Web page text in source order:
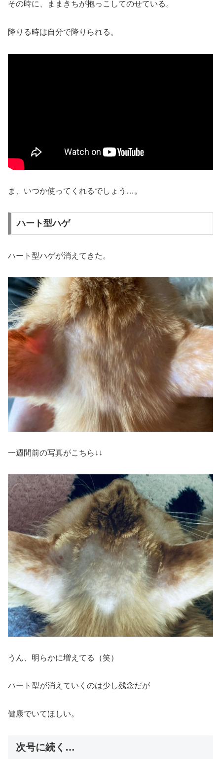
その時に、ままきちが抱っこしてのせている。
降りる時は自分で降りられる。
ま、いつか使ってくれるでしょう…。
ハート型ハゲ
ハート型ハゲが消えてきた。
一週間前の写真がこちら↓↓
うん、明らかに増えてる（笑）
ハート型が消えていくのは少し残念だが
健康でいてほしい。
次号に続く…